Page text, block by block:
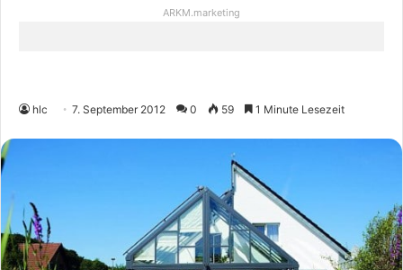
ARKM.marketing
hlc 7. September 2012 0 59 1 Minute Lesezeit